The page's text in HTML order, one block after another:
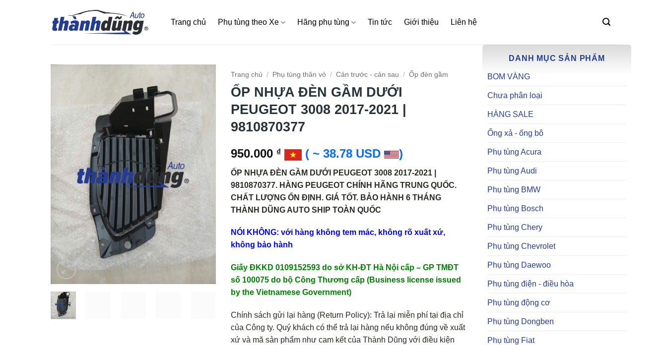
Trang chủ Phụ tùng theo Xe Hãng phụ tùng Tin tức Giới thiệu Liên hệ
DANH MỤC SẢN PHẨM
BOM VÀNG
Chưa phân loại
HÀNG SALE
Ống xả - ống bô
Phụ tùng Acura
Phụ tùng Audi
Phụ tùng BMW
Phụ tùng Bosch
Phụ tùng Chery
Phụ tùng Chevrolet
Phụ tùng Daewoo
Phụ tùng điện - điều hòa
Phụ tùng động cơ
Phụ tùng Dongben
Phụ tùng Fiat
Trang chủ / Phụ tùng thân vỏ / Cản trước - cản sau / Ốp đèn gầm
ỐP NHỰA ĐÈN GẦM DƯỚI
PEUGEOT 3008 2017-2021 |
9810870377
950.000 ₫ ( ~ 38.78 USD )
ỐP NHỰA ĐÈN GẦM DƯỚI PEUGEOT 3008 2017-2021 |
9810870377. HÀNG PEUGEOT CHÍNH HÃNG TRUNG QUỐC.
CHẤT LƯỢNG ỔN ĐỊNH. GIÁ TỐT. BẢO HÀNH 6 THÁNG
THÀNH DŨNG AUTO SHIP TOÀN QUỐC
NÓI KHÔNG: với hàng không tem mác, không rõ xuất xứ,
không bảo hành
Giấy ĐKKD 0109152593 do sở KH-ĐT Hà Nội cấp – GP TMĐT
số 100075 do bộ Công Thương cấp (Business license issued
by the Vietnamese Government)
Chính sách gửi lại hàng (Return Policy): Trả lại miễn phí tại địa chỉ
của Công ty. Quý khách có thể trả lại hàng nếu không đúng về xuất
xứ và mã sản phẩm như cam kết của Thành Dũng với điều kiện